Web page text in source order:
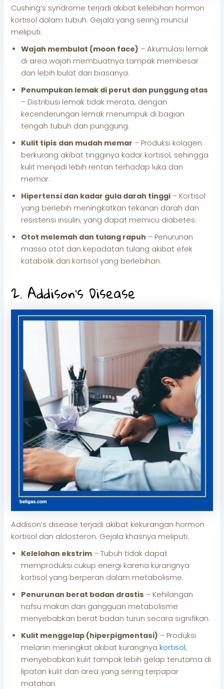
Cushing’s syndrome terjadi akibat kelebihan hormon
kortisol dalam tubuh. Gejala yang sering muncul
meliputi:
Wajah membulat (moon face) – Akumulasi lemak
di area wajah membuatnya tampak membesar
dan lebih bulat dari biasanya.
Penumpukan lemak di perut dan punggung atas
– Distribusi lemak tidak merata, dengan
kecenderungan lemak menumpuk di bagian
tengah tubuh dan punggung.
Kulit tipis dan mudah memar – Produksi kolagen
berkurang akibat tingginya kadar kortisol, sehingga
kulit menjadi lebih rentan terhadap luka dan
memar.
Hipertensi dan kadar gula darah tinggi – Kortisol
yang berlebih meningkatkan tekanan darah dan
resistensi insulin, yang dapat memicu diabetes.
Otot melemah dan tulang rapuh – Penurunan
massa otot dan kepadatan tulang akibat efek
katabolik dari kortisol yang berlebihan.
2. Addison’s Disease
Addison’s disease terjadi akibat kekurangan hormon
kortisol dan aldosteron. Gejala khasnya meliputi:
Kelelahan ekstrim – Tubuh tidak dapat
memproduksi cukup energi karena kurangnya
kortisol yang berperan dalam metabolisme.
Penurunan berat badan drastis – Kehilangan
nafsu makan dan gangguan metabolisme
menyebabkan berat badan turun secara signifikan.
Kulit menggelap (hiperpigmentasi) – Produksi
melanin meningkat akibat kurangnyakortisol,
menyebabkan kulit tampak lebih gelap terutama di
lipatan kulit dan area yang sering terpapar
matahari.